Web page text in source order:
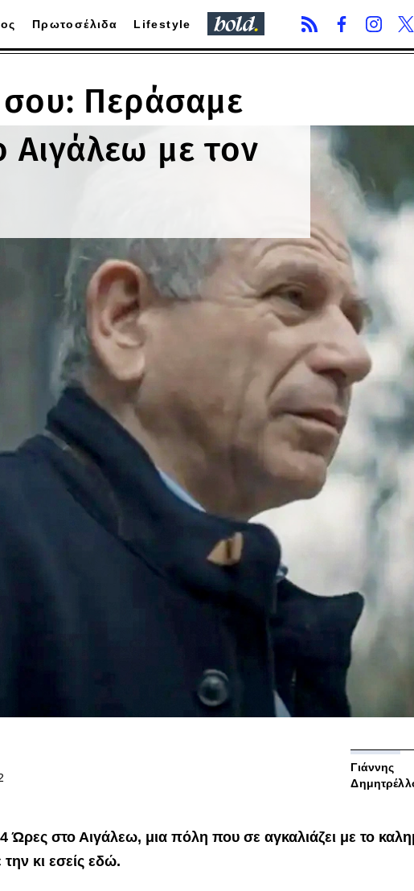
Πρωτοσέλιδα Lifestyle
Περάσαμε
Αιγάλεω με τον
Γιάννης
Ώρες στο Αιγάλεω, μια πόλη που σε αγκαλιάζει με το
κι εσείς εδώ.